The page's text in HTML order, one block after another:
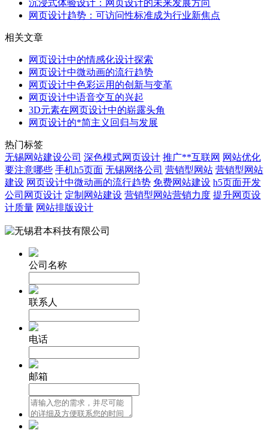
沉浸式体验设计：网页设计的未来发展方向
网页设计趋势：可访问性标准成为行业新焦点
相关文章
网页设计中的情感化设计探索
网页设计中微动画的流行趋势
​网页设计中色彩运用的创新与变革
网页设计中语音交互的兴起
3D元素在网页设计中的崭露头角
网页设计的*简主义回归与发展
热门标签
无锡网站建设公司 深色模式网页设计 推广**互联网 网站优化
要注意哪些 手机h5页面 无锡网络公司 营销型网站 营销型网站
建设 网页设计中微动画的流行趋势 免费网站建设 h5页面开发
公司网页设计 定制网站建设 营销型网站营销力度 提升网页设
计质量 网站排版设计
公司名称
联系人
电话
邮箱